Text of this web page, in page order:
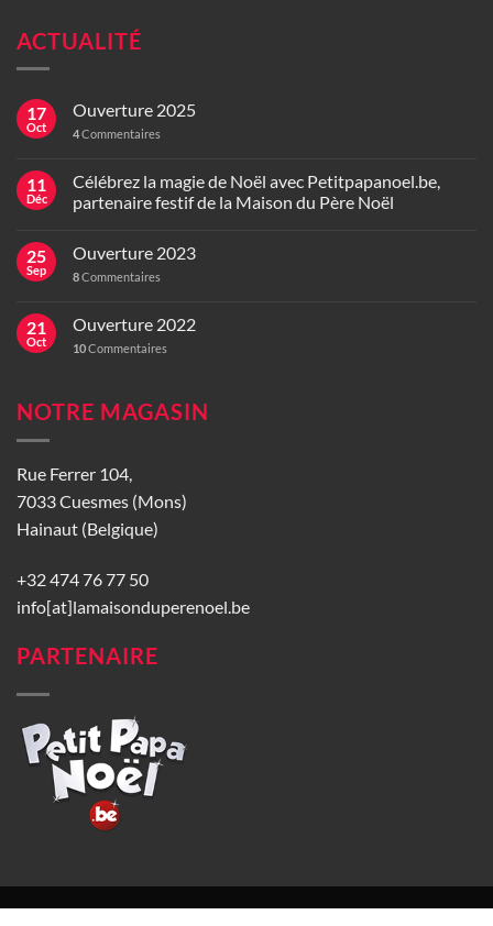
ACTUALITÉ
17
Oct
Ouverture 2025
4Commentaires
11
Déc
Célébrez la magie de Noël avec Petitpapanoel.be,
partenaire festif de la Maison du Père Noël
25
Sep
Ouverture 2023
8Commentaires
21
Oct
Ouverture 2022
10Commentaires
NOTRE MAGASIN
Rue Ferrer 104,
7033 Cuesmes (Mons)
Hainaut (Belgique)
+32 474 76 77 50
info[at]lamaisonduperenoel.be
PARTENAIRE